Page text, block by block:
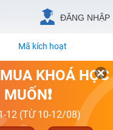
ĐĂNG NHẬP
Mã kích hoạt
KHOÁ HỌC
12 (TỪ 10-12/08)